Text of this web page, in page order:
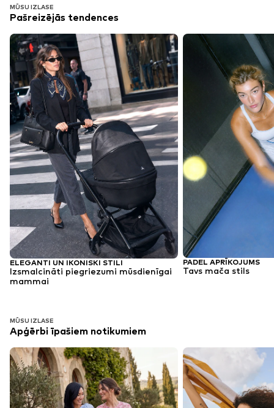
MŪSU IZLASE
Pašreizējās tendences
ELEGANTI UN IKONISKI STILI
Izsmalcināti piegriezumi mūsdienīgai
mammai
PADEL APRĪKOJUMS
Tavs mača stils
MŪSU IZLASE
Apģērbi īpašiem notikumiem